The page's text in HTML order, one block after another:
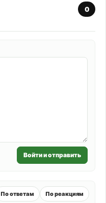
0
Войти и отправить
По ответам По реакциям